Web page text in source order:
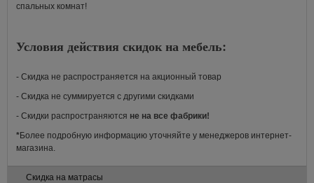
спальных комнат!
Условия действия скидок на мебель:
- Скидка не распространяется на акционный товар
- Скидка не суммируется с другими скидками
- Скидки распространяются не на все фабрики!
*Более подробную информацию уточняйте у менеджеров интернет-
магазина.
Скидка на матрасы